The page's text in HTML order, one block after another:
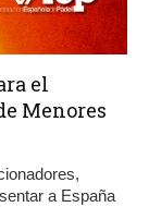
el
Menores
a España